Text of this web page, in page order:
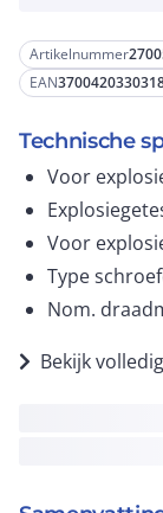
Artikelnummer
EAN
Technische
Voor
Voor
Type
Nom.
Bekijk